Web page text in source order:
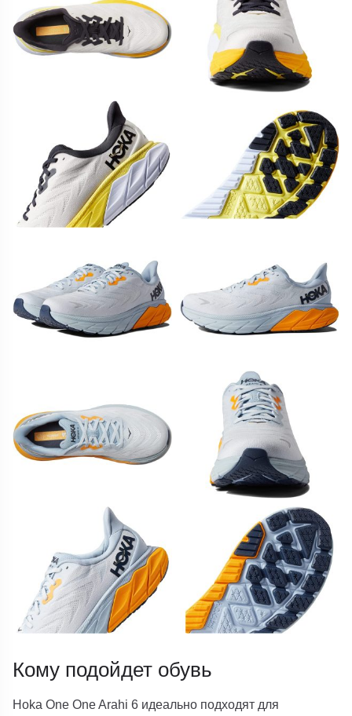
Кому подойдет обувь
Hoka One One Arahi 6 идеально подходят для